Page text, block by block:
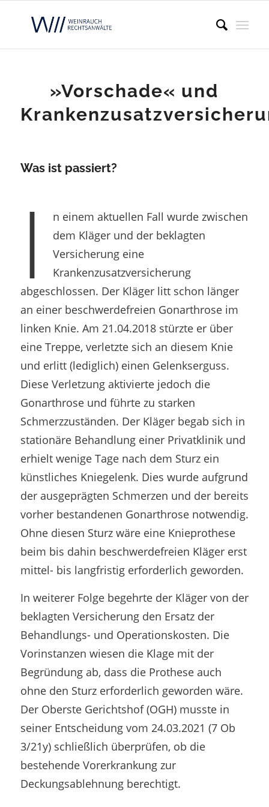
»Vorschade« und
Was ist passiert?
I
n einem aktuellen Fall wurde zwischen
dem Kläger und der beklagten
Versicherung eine
Krankenzusatzversicherung
abgeschlossen. Der Kläger litt schon länger
an einer beschwerdefreien Gonarthrose im
linken Knie. Am 21.04.2018 stürzte er über
eine Treppe, verletzte sich an diesem Knie
und erlitt (lediglich) einen Gelenkserguss.
Diese Verletzung aktivierte jedoch die
Gonarthrose und führte zu starken
Schmerzzuständen. Der Kläger begab sich in
stationäre Behandlung einer Privatklinik und
erhielt wenige Tage nach dem Sturz ein
künstliches Kniegelenk. Dies wurde aufgrund
der ausgeprägten Schmerzen und der bereits
vorher bestandenen Gonarthrose notwendig.
Ohne diesen Sturz wäre eine Knieprothese
beim bis dahin beschwerdefreien Kläger erst
mittel- bis langfristig erforderlich geworden.
In weiterer Folge begehrte der Kläger von der
beklagten Versicherung den Ersatz der
Behandlungs- und Operationskosten. Die
Vorinstanzen wiesen die Klage mit der
Begründung ab, dass die Prothese auch
ohne den Sturz erforderlich geworden wäre.
Der Oberste Gerichtshof (OGH) musste in
seiner Entscheidung vom 24.03.2021 (7 Ob
3/21y) schließlich überprüfen, ob die
bestehende Vorerkrankung zur
Deckungsablehnung berechtigt.